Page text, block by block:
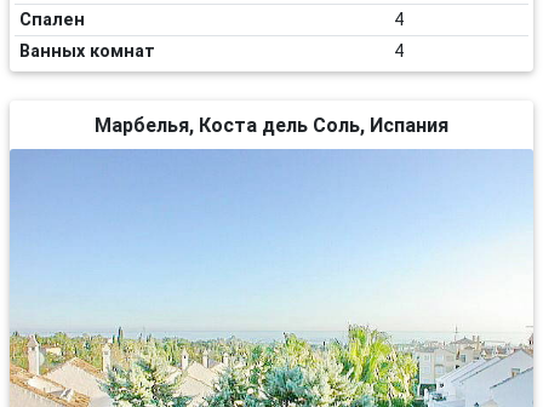
Спален
4
Ванных комнат
4
Марбелья, Коста дель Соль, Испания